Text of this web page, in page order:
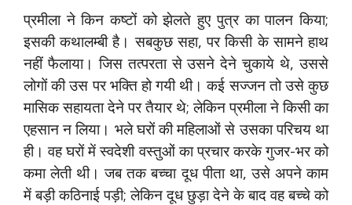
प्रमीला ने किन कष्टों को झेलते हुए पुत्र का पालन किया;
इसकी कथालम्बी है। सबकुछ सहा, पर किसी के सामने हाथ
नहीं फैलाया। जिस तत्परता से उसने देने चुकाये थे, उससे
लोगों की उस पर भक्ति हो गयी थी। कई सज्जन तो उसे कुछ
मासिक सहायता देने पर तैयार थे; लेकिन प्रमीला ने किसी का
एहसान न लिया। भले घरों की महिलाओं से उसका परिचय था
ही। वह घरों में स्वदेशी वस्तुओं का प्रचार करके गुजर-भर को
कमा लेती थी। जब तक बच्चा दूध पीता था, उसे अपने काम
में बड़ी कठिनाई पड़ी; लेकिन दूध छुड़ा देने के बाद वह बच्चे को